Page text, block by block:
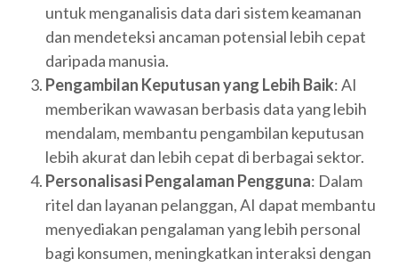
untuk menganalisis data dari sistem keamanan
dan mendeteksi ancaman potensial lebih cepat
daripada manusia.
Pengambilan Keputusan yang Lebih Baik: AI
memberikan wawasan berbasis data yang lebih
mendalam, membantu pengambilan keputusan
lebih akurat dan lebih cepat di berbagai sektor.
Personalisasi Pengalaman Pengguna: Dalam
ritel dan layanan pelanggan, AI dapat membantu
menyediakan pengalaman yang lebih personal
bagi konsumen, meningkatkan interaksi dengan